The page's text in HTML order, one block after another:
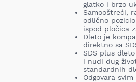
glatko i brzo
Samooštreći,
odlično
ispod pločica
Dleto je
direktno sa
SDS plus
i nudi dug
standardnih
Odgovara